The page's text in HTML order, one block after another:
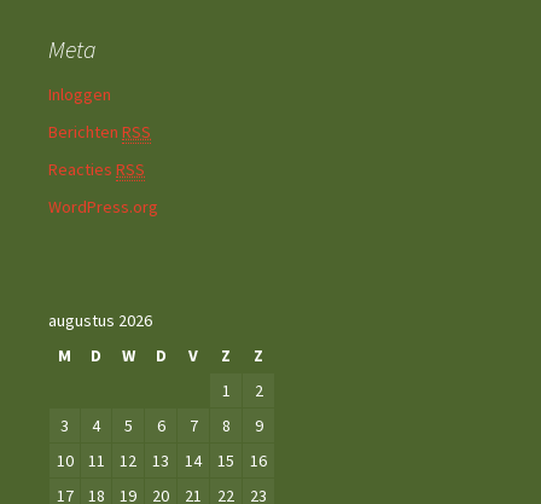
Meta
Inloggen
Berichten RSS
Reacties RSS
WordPress.org
augustus 2026
M
D W D V Z
Z
1
2
3
4 5 6 7 8
9
10
11 12 13 14 15
16
17
18 19 20 21 22 23